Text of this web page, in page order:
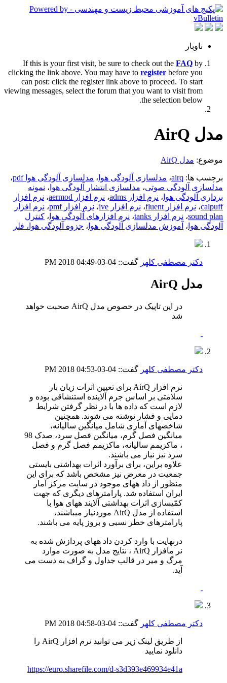
ناوبار
If this is your first visit, be sure to check out the FAQ by
clicking the link above. You may have to register before you
can post: click the register link above to proceed. To start
viewing messages, select the forum that you want to visit from
the selection below.
مدل AirQ
موضوع: مدل AirQ
برچسب ها: airq، مدلسازی آلودگی هوا ، مدلسازی آلودگی هوا pdf
،
مدلسازی آلودگی صوتی، مدلسازی انتشار آلودگی هوا ، نمونه
برداری آلودگی هوا ، نرم افزار adms ، نرم افزار aermod ، نرم افزار
calpuff، نرم افزار fluent ، نرم افزار ive ، نرم افزار pmf ، نرم افزار
sound plan، نرم افزار tanks ، نرم افزارهای آلودگی هوا ، کنترل
آلودگی هوا ، آموزش مدلسازی آلودگی هوا ، جزوه آلودگی هوا، فلر
دکتر مصطفی کلهر گفت:: 04-03-2018
04:49 PM
مدل AirQ
در این تاپیک در خصوص مدل AirQ صحبت خواهد
شد
دکتر مصطفی کلهر گفت:: 04-03-2018
04:53 PM
نرم افزار AirQ برای تعیین اثرات زیان بار
سلامتی بر اساس جرم آلاینده استنشاقی بوده و
لازم است که داده ها با در نظر گرفتن شرایط
دمایی و فشار نوشته می شوند. همچنین
شاخصهای آماری شامل میانگین سالیانه،
میانگین فصل گرم، میانگین فصل سرد، صدک 98
، ماکزیمم سالیانه، ماکزیمم فصل گرم و فصل
سرد نیز نیاز می باشند.
علاوه براین، برای برآورد اثرات بهداشتی بایستی
جمعیت در معرض نیز مشخص باشد که برای این
منظور از داد ههای موجود در سایت مرکز آمار
ایران استفاده شد. پارامترهای دیگری که جهت
کمّیسازی اثرات بهداشتی آلایند ههای هوا با
استفاده از مدل AirQ موردنیاز میباشند،
پارامترهای خطر نسبی و بروز پایه می باشند.
درنهایت با وارد کردن داد ههای پردازش شده به
نر مافزار AirQ ، نتایج مدل به صورت موارد
مرگ و میر در قالب جداول و گراف به دست می
آید.
دکتر مصطفی کلهر گفت:: 04-03-2018
04:58 PM
از طریق لینک زیر می توانید نرم افزار AirQ را
دانلود نمایید
https://euro.sharefile.com/d-s3d393e469934e41a